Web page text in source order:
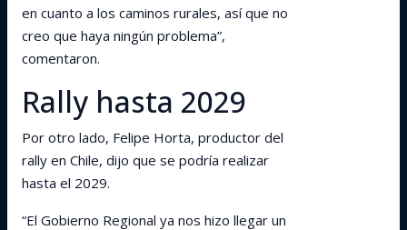
en cuanto a los caminos rurales, así que no
creo que haya ningún problema”,
comentaron.
Rally hasta 2029
Por otro lado, Felipe Horta, productor del
rally en Chile, dijo que se podría realizar
hasta el 2029.
“El Gobierno Regional ya nos hizo llegar un